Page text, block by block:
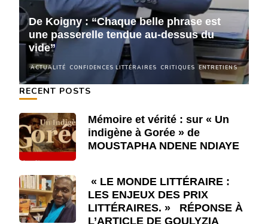
ACTUALITÉ CONFIDENCES LITTÉRAIRES CRITIQUES ENTRETIENS
De Koigny : “Chaque belle phrase est
une passerelle tendue au-dessus du
vide”
RECENT POSTS
Mémoire et vérité : sur « Un
indigène à Gorée » de
MOUSTAPHA NDENE NDIAYE
« LE MONDE LITTÉRAIRE :
LES ENJEUX DES PRIX
LITTÉRAIRES. » RÉPONSE À
L’ARTICLE DE GOULYZIA